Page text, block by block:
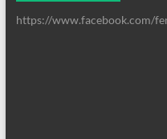
https://www.facebook.com/